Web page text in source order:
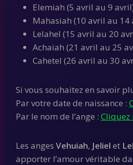
Elemiah (5 avril au 9
Mahasiah (10 avril au 14
Lelahel (15 avril au 20
Achaiah (21 avril au 25
Cahetel (26 avril au 30
Si vous souhaitez en savoir
Par votre date de naissance :
Par le nom de l’ange : Cliquez
Les anges Vehuiah, Jeliel et
apporter l’amour véritable